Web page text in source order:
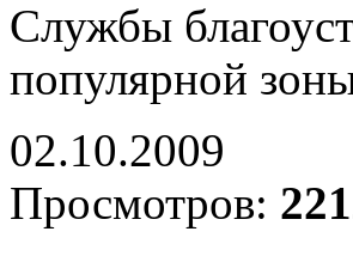
Службы
популярной
02.10.2009
Просмотров: